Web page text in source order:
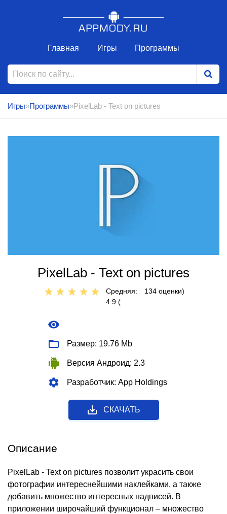
Главная Игры Программы
Игры»Программы»PixelLab - Text on pictures
PixelLab - Text on pictures
Средняя:
4.9 (
134 оценки)
Размер: 19.76 Mb
Версия Андроид: 2.3
Разработчик: App Holdings
СКАЧАТЬ
Описание
PixelLab - Text on pictures позволит украсить свои
фотографии интереснейшими наклейками, а также
добавить множество интересных надписей. В
приложении широчайший функционал – множество